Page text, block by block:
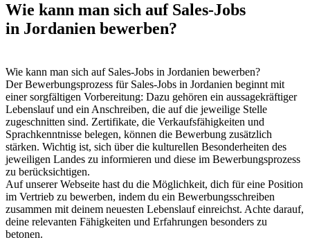
Wie kann man sich auf Sales-Jobs
in Jordanien bewerben?
Wie kann man sich auf Sales-Jobs in Jordanien bewerben?
Der Bewerbungsprozess für Sales-Jobs in Jordanien beginnt mit
einer sorgfältigen Vorbereitung: Dazu gehören ein aussagekräftiger
Lebenslauf und ein Anschreiben, die auf die jeweilige Stelle
zugeschnitten sind. Zertifikate, die Verkaufsfähigkeiten und
Sprachkenntnisse belegen, können die Bewerbung zusätzlich
stärken. Wichtig ist, sich über die kulturellen Besonderheiten des
jeweiligen Landes zu informieren und diese im Bewerbungsprozess
zu berücksichtigen.
Auf unserer Webseite hast du die Möglichkeit, dich für eine Position
im Vertrieb zu bewerben, indem du ein Bewerbungsschreiben
zusammen mit deinem neuesten Lebenslauf einreichst. Achte darauf,
deine relevanten Fähigkeiten und Erfahrungen besonders zu
betonen.